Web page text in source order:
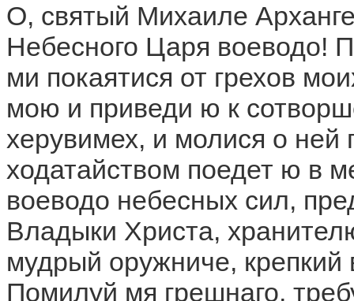
О, святый Михаиле
Небесного Царя воеводо!
ми покаятися от грехов
мою и приведи ю к
херувимех, и молися о
ходатайством поедет ю в
воеводо небесных сил,
Владыки Христа,
мудрый оружниче,
Помилуй мя грешнаго,